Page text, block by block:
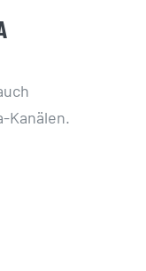
Kanälen.